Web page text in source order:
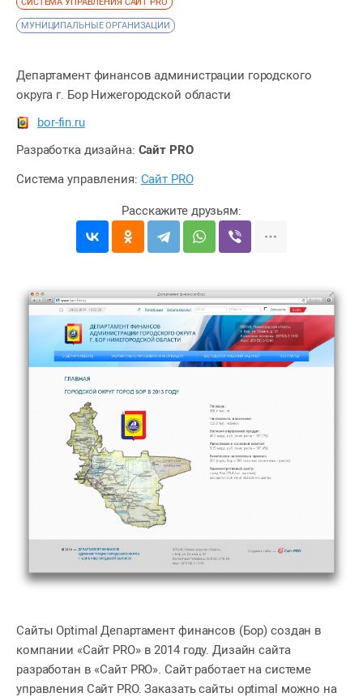
МУНИЦИПАЛЬНЫЕ ОРГАНИЗАЦИИ
Департамент финансов администрации городского
округа г. Бор Нижегородской области
bor-fin.ru
Разработка дизайна: Сайт PRO
Система управления: Сайт PRO
Сайты Optimal Департамент финансов (Бор) создан в
компании «Сайт PRO» в 2014 году. Дизайн сайта
разработан в «Сайт PRO». Сайт работает на системе
управления Сайт PRO. Заказать сайты optimal можно на